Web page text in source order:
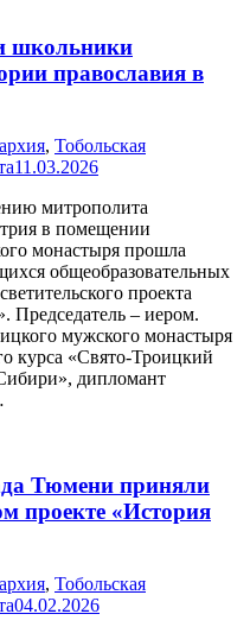
школьники
православия в
, Тобольская
11.03.2026
митрополита
в помещении
монастыря прошла
общеобразовательных
проекта
Председатель – иером.
мужского монастыря
курса «Свято-Троицкий
дипломант
Тюмени приняли
проекте «История
, Тобольская
04.02.2026